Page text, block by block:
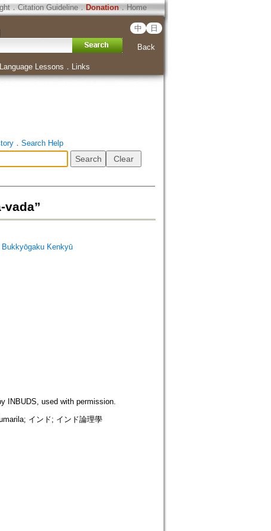
．Citation Guideline． Donation．Home
中 日
Back
Language Lessons ． Links
． Search Help
vada”
Kenkyū
INBUDS, used with permission.
インド; インド論理學